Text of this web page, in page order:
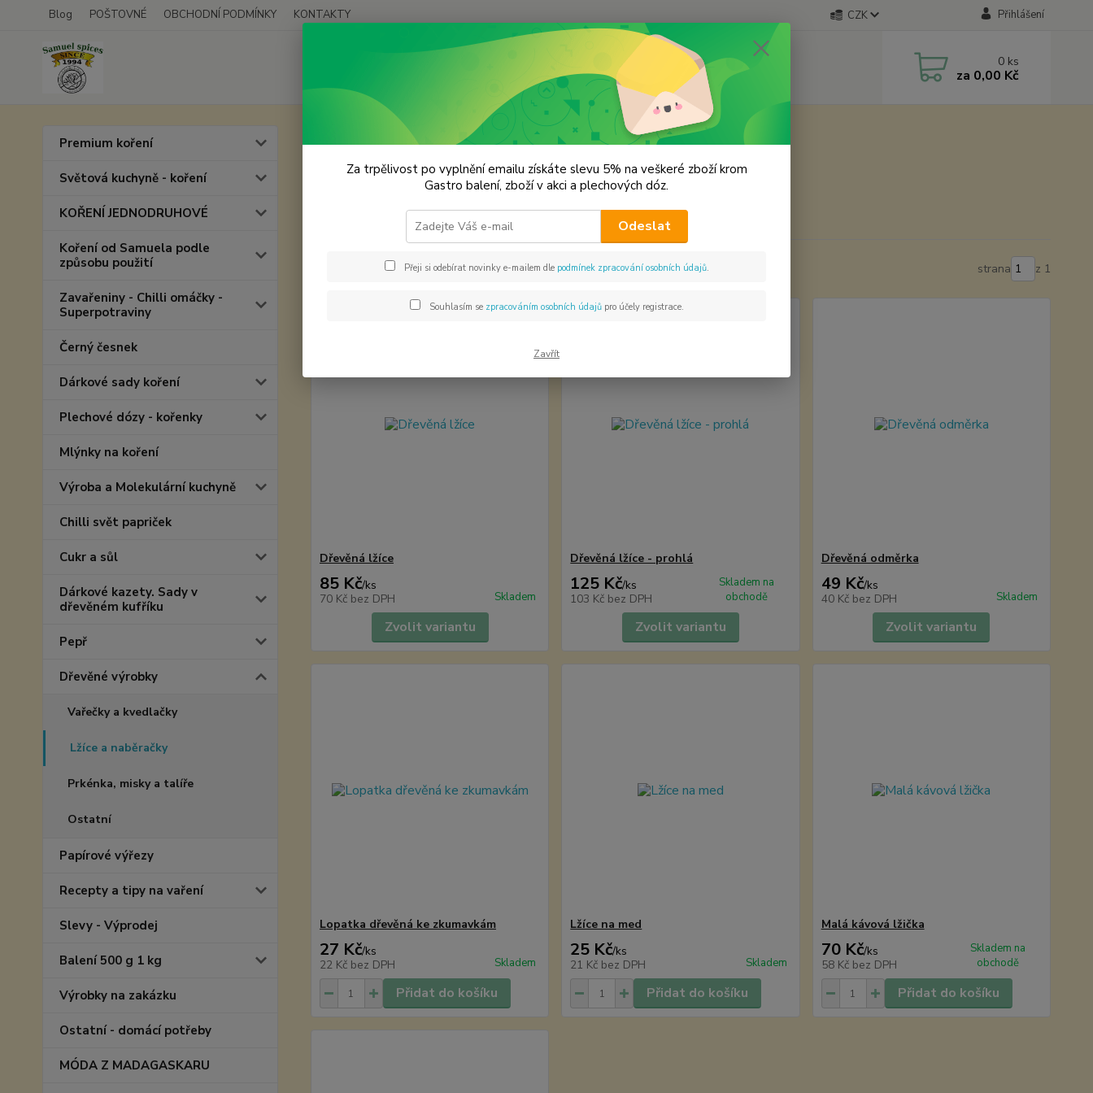
Blog POŠTOVNÉ OBCHODNÍ PODMÍNKY KONTAKTY CZK Přihlášení
0 ks
za 0,00 Kč
Premium koření
Světová kuchyně - koření
KOŘENÍ JEDNODRUHOVÉ
Koření od Samuela podle
způsobu použití
Zavařeniny - Chilli omáčky -
Superpotraviny
Černý česnek
Dárkové sady koření
Plechové dózy - kořenky
Mlýnky na koření
Výroba a Molekulární kuchyně
Chilli svět papriček
Cukr a sůl
Dárkové kazety. Sady v
dřevěném kufříku
Pepř
Dřevěné výrobky
Vařečky a kvedlačky
Lžíce a naběračky
Prkénka, misky a talíře
Ostatní
Papírové výřezy
Recepty a tipy na vaření
Slevy - Výprodej
Balení 500 g 1 kg
Výrobky na zakázku
Ostatní - domácí potřeby
MÓDA Z MADAGASKARU
Dřevěné výrobky Lžíce a naběračky
Lžíce a naběračky
Nejlevnější Nejdražší
Zobrazuji 1-7 z 7 strana z 1
Dřevěná lžíce
85 Kč/ks
70 Kč bez DPH Skladem
Zvolit variantu
Dřevěná lžíce - prohlá
125 Kč/ks
103 Kč bez DPH
Skladem na
obchodě
Zvolit variantu
Dřevěná odměrka
49 Kč/ks
40 Kč bez DPH Skladem
Zvolit variantu
Lopatka dřevěná ke zkumavkám
27 Kč/ks
22 Kč bez DPH Skladem
Přidat do košíku
Lžíce na med
25 Kč/ks
21 Kč bez DPH Skladem
Přidat do košíku
Malá kávová lžička
70 Kč/ks
58 Kč bez DPH
Skladem na
obchodě
Přidat do košíku
Za trpělivost po vyplnění emailu získáte slevu 5% na veškeré zboží krom
Gastro balení, zboží v akci a plechových dóz.
Odeslat
Přeji si odebírat novinky e-mailem dle podmínek zpracování osobních údajů.
Souhlasím se zpracováním osobních údajůpro účely registrace.
Zavřít